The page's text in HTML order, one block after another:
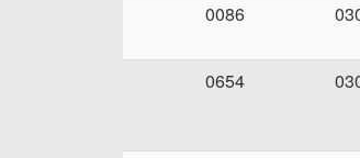
0086
0654